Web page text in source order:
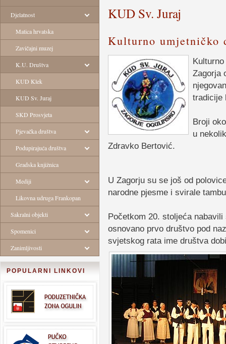
Djelatnost
Matica hrvatska
Zavičajni muzej
K.U. Društva
KUD Klek
KUD Sv. Juraj
SKD Prosvjeta
Pjevačka društva
Podupirajuća društva
Gradska knjižnica
Mediji
Likovna udruga Frankopan
Sakralni objekti
Spomenici
Zanimljivosti
POPULARNI LINKOVI
KUD Sv. Juraj
Kulturno umjetničko
Zagorja
tradicije
Broji oko
u
Zdravko Bertović.
U Zagorju su se još od
narodne pjesme i svirale
Početkom 20. stoljeća
osnovano prvo društvo pod
svjetskog rata ime društva